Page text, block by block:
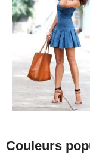
Couleurs